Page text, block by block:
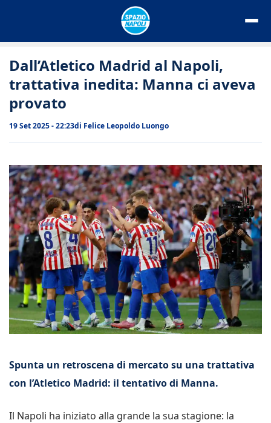
Dall’Atletico Madrid al Napoli,
trattativa inedita: Manna ci aveva
provato
19 Set 2025 - 22:23di Felice Leopoldo Luongo
Spunta un retroscena di mercato su una trattativa
con l’Atletico Madrid: il tentativo di Manna.
Il Napoli ha iniziato alla grande la sua stagione: la